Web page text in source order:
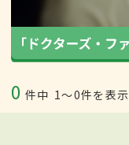
0 件中 1〜0件を表示